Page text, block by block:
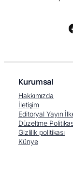
Kurumsal
Hakkımızda
İletişim
Editoryal Yayın
Düzeltme
Gizlilik politikası
Künye